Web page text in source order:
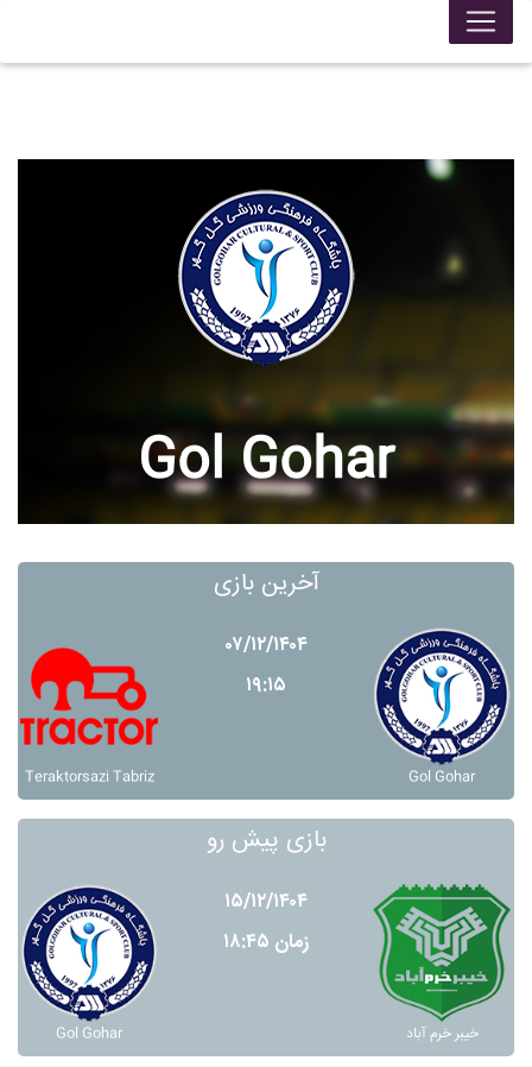
Gol Gohar
آخرین بازی
Teraktorsazi Tabriz
۰۷/۱۲/۱۴۰۴
۱۹:۱۵
Gol Gohar
بازی پیش رو
Gol Gohar
۱۵/۱۲/۱۴۰۴
زمان ۱۸:۴۵
خيبر خرم آباد